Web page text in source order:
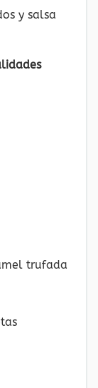
y salsa
trufada